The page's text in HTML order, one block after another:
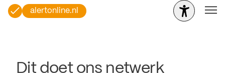
alertonline.nl
Dit doet ons netwerk